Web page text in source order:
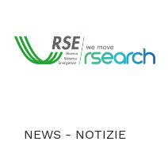
NEWS - NOTIZIE